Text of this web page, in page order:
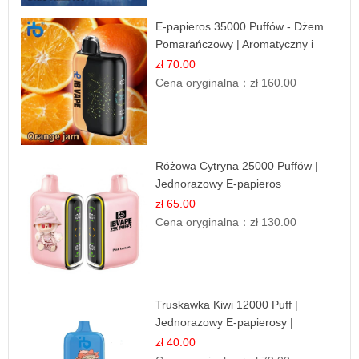
E-papieros 35000 Puffów - Dżem
Pomarańczowy | Aromatyczny i
Długotrwały
zł 70.00
Cena oryginalna：zł 160.00
Różowa Cytryna 25000 Puffów |
Jednorazowy E-papieros
zł 65.00
Cena oryginalna：zł 130.00
Truskawka Kiwi 12000 Puff |
Jednorazowy E-papierosy |
Owocowa Mieszanka
zł 40.00